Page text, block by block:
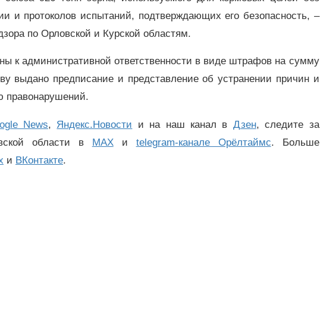
и протоколов испытаний, подтверждающих его безопасность, –
по Орловской и Курской областям.
к административной ответственности в виде штрафов на сумму
выдано предписание и представление об устранении причин и
правонарушений.
News, Яндекс.Новости и на наш канал в Дзен, следите за
области в
MAXи telegram-канале Орёлтаймс. Больше
и ВКонтакте.